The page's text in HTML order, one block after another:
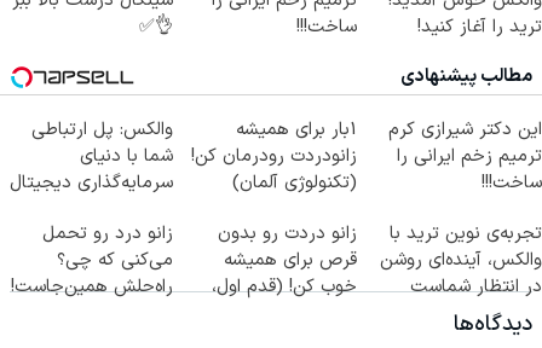
ترید را آغاز کنید!
ساخت!!!
👌✅
مطالب پیشنهادی
این دکتر شیرازی کرم
ترمیم زخم ایرانی را
ساخت!!!
1بار برای همیشه
زانودردت رودرمان کن!
(تکنولوژی آلمان)
والکس: پل ارتباطی
شما با دنیای
سرمایه‌گذاری دیجیتال
تجربه‌ی نوین ترید با
والکس، آینده‌ای روشن
در انتظار شماست
زانو دردت رو بدون
قرص برای همیشه
خوب کن! (قدم اول،
زانو درد رو تحمل
می‌کنی که چی؟
راه‌حلش همین‌جاست!
دیدگاه‌ها